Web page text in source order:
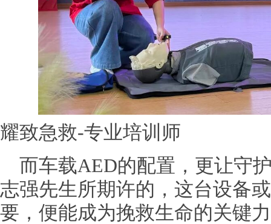
耀致急救-专业培训师
而车载AED的配置，更让守
志强先生所期许的，这台设备
要，便能成为挽救生命的关键